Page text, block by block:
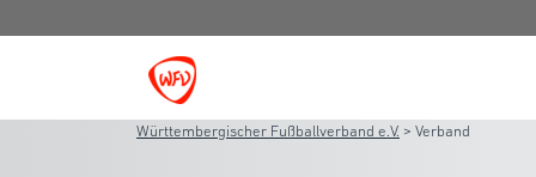
Württembergischer Fußballverband e.V. > Verband